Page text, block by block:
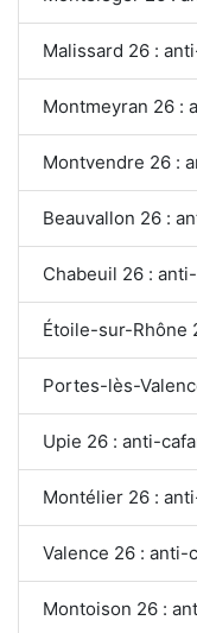
Malissard 26 :
Montmeyran 26 :
Montvendre 26 :
Beauvallon 26 :
Chabeuil 26 :
Étoile-sur-Rhône
Portes-lès-
Upie 26 : anti-
Montélier 26 :
Valence 26 : anti-
Montoison 26 :